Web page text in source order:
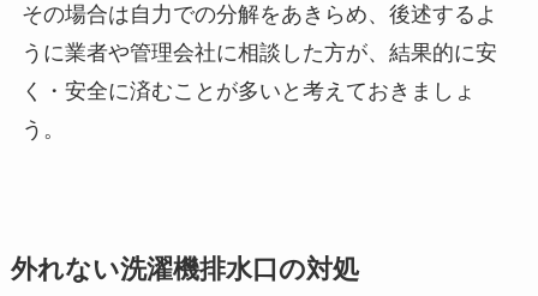
その場合は自力での分解をあきらめ、後述するよ
うに業者や管理会社に相談した方が、結果的に安
く・安全に済むことが多いと考えておきましょ
う。
外れない洗濯機排水口の対処